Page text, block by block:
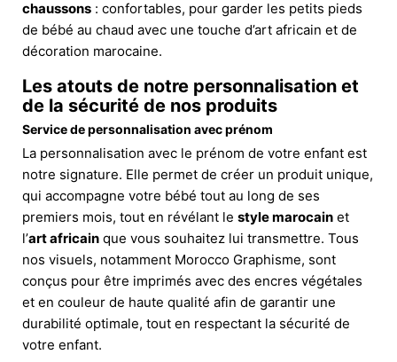
chaussons : confortables, pour garder les petits pieds
de bébé au chaud avec une touche d’art africain et de
décoration marocaine.
Les atouts de notre personnalisation et
de la sécurité de nos produits
Service de personnalisation avec prénom
La personnalisation avec le prénom de votre enfant est
notre signature. Elle permet de créer un produit unique,
qui accompagne votre bébé tout au long de ses
premiers mois, tout en révélant le style marocain et
l’art africain que vous souhaitez lui transmettre. Tous
nos visuels, notamment Morocco Graphisme, sont
conçus pour être imprimés avec des encres végétales
et en couleur de haute qualité afin de garantir une
durabilité optimale, tout en respectant la sécurité de
votre enfant.